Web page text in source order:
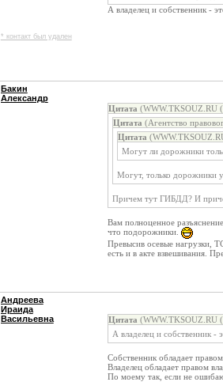
* контакт был удален
А владелец и собственник -
Бакин
Александр
Цитата
Цитата (Агентство
Цитата
Могут ли дорожники
Могут, только дорожники
Причем тут ГИБДД? И
Вам полноценное
что подорожники.
Превысив осевые нагрузки,
есть и в акте взвешивания.
Андреева
Ираида
Васильевна
Цитата
А владелец и собственник -
Собственник обладает
Владелец обладает правом
По моему так, если не